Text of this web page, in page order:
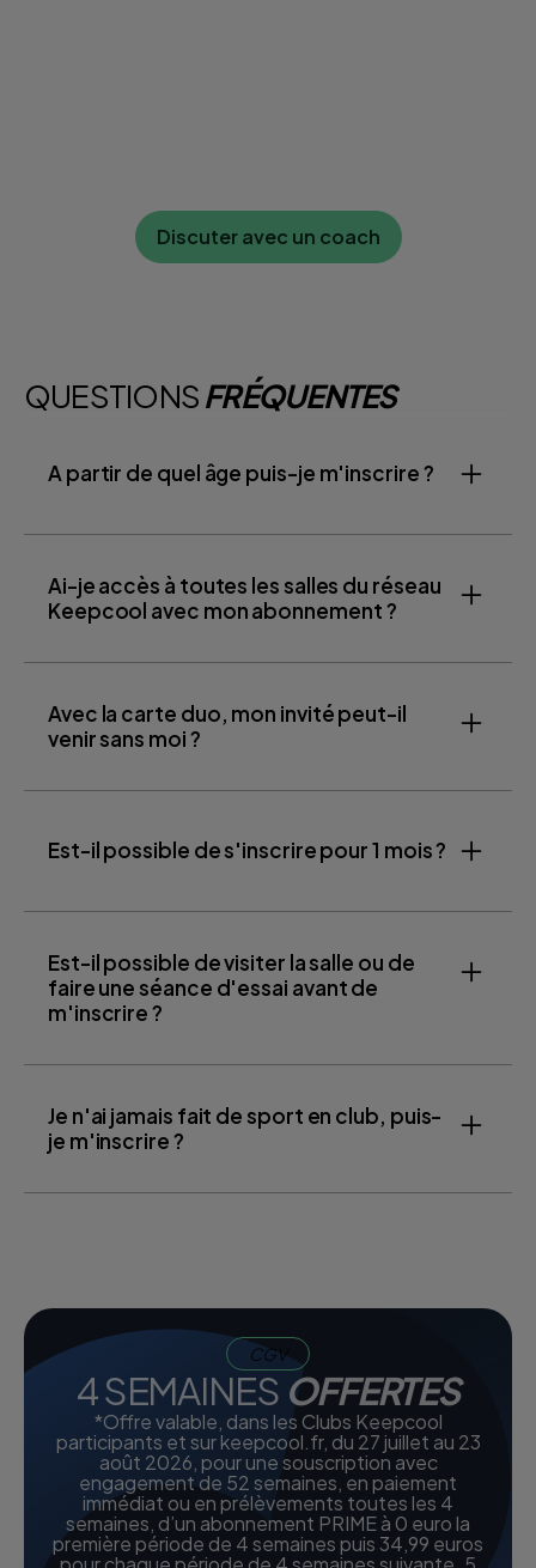
Discuter avec un coach
QUESTIONSFRÉQUENTES
A partir de quel âge puis-je m'inscrire ?
Ai-je accès à toutes les salles du réseau
Keepcool avec mon abonnement ?
via ce lien
Avec la carte duo, mon invité peut-il
venir sans moi ?
Est-il possible de s'inscrire pour 1 mois ?
Est-il possible de visiter la salle ou de
faire une séance d'essai avant de
m'inscrire ?
Je n'ai jamais fait de sport en club, puis-
je m'inscrire ?
CGV
4 SEMAINES OFFERTES
*Offre valable, dans les Clubs Keepcool
participants et sur keepcool.fr, du 27 juillet au 23
août 2026, pour une souscription avec
engagement de 52 semaines, en paiement
immédiat ou en prélèvements toutes les 4
semaines, d’un abonnement PRIME à 0 euro la
première période de 4 semaines puis 34,99 euros